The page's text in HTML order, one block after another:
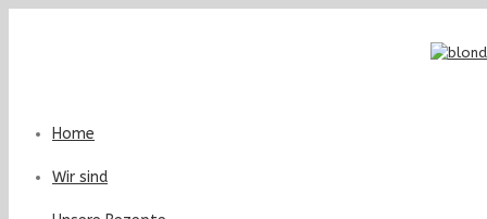
Home
Wir sind